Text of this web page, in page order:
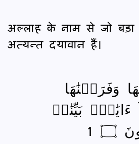
अल्लाह के नाम से जो बड़ा
अत्यन्त दयावान हैं।
وَفَرَضۡنَٰهَا
ءَايَٰتِۭ بَيِّنَٰتٖ
1